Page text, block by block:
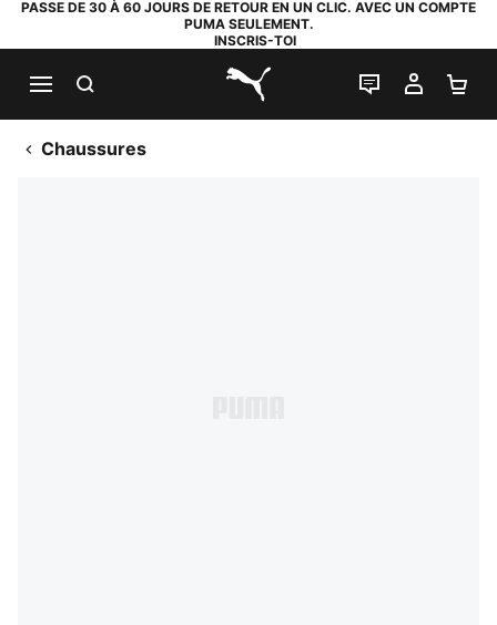
PASSE DE 30 À 60 JOURS DE RETOUR EN UN CLIC. AVEC UN COMPTE
PUMA SEULEMENT.
INSCRIS-TOI
PUMA.com
LIVE CHAT
MON
Chaussures